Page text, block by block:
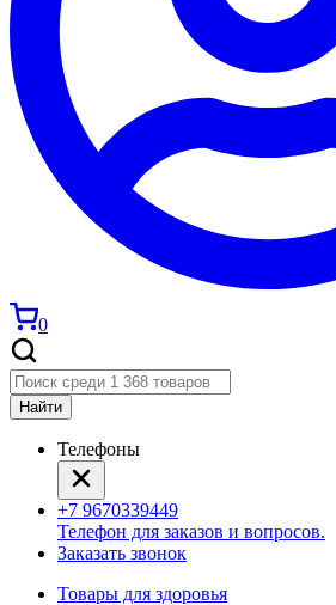
0
Найти
Телефоны
+7 9670339449
Телефон для заказов и вопросов.
Заказать звонок
Товары для здоровья